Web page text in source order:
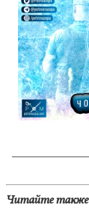
Читайте также